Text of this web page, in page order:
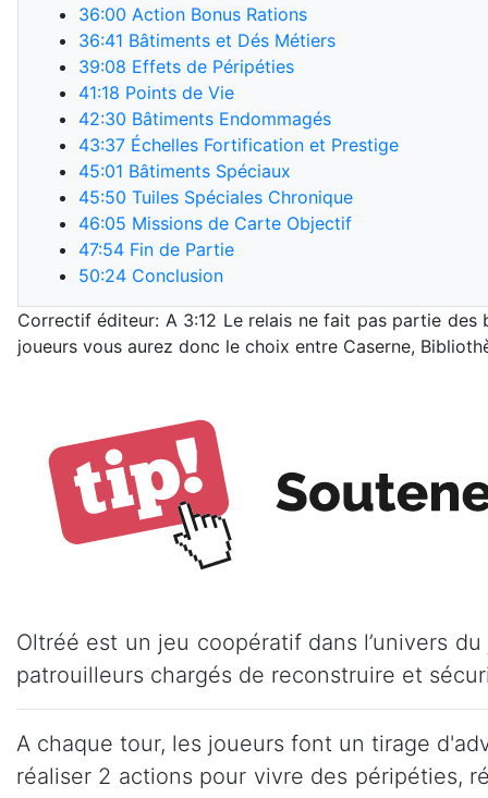
36:00 Action Bonus Rations
36:41 Bâtiments et Dés Métiers
39:08 Effets de Péripéties
41:18 Points de Vie
42:30 Bâtiments Endommagés
43:37 Échelles Fortification et Prestige
45:01 Bâtiments Spéciaux
45:50 Tuiles Spéciales Chronique
46:05 Missions de Carte Objectif
47:54 Fin de Partie
50:24 Conclusion
Correctif éditeur: A 3:12 Le relais ne fait pas partie
joueurs vous aurez donc le choix entre Caserne,
Oltréé est un jeu coopératif dans l’univers
patrouilleurs chargés de reconstruire et
A chaque tour, les joueurs font un tirage
réaliser 2 actions pour vivre des péripéties,